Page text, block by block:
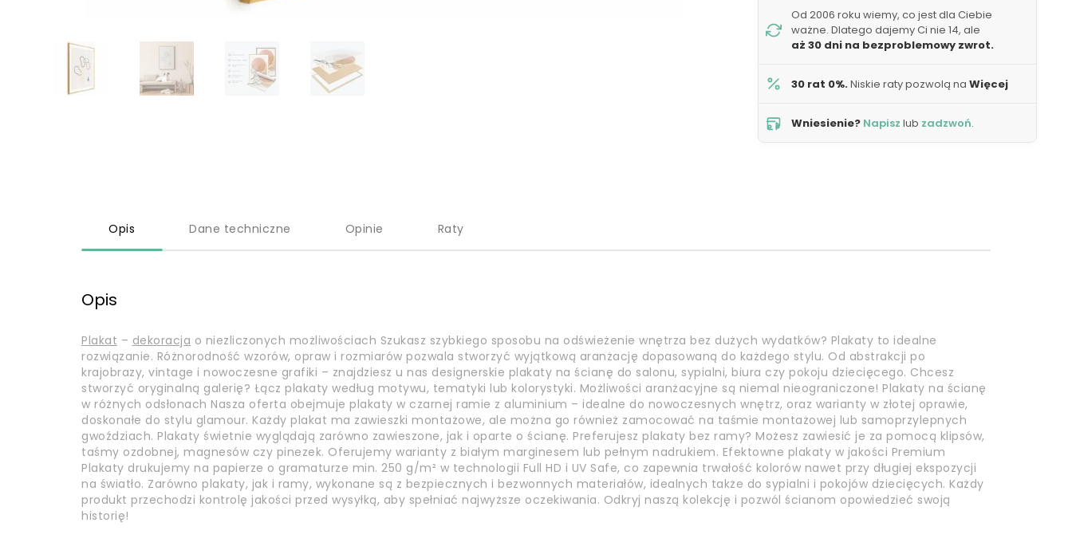
Od 2006 roku wiemy, co jest dla Ciebie
ważne. Dlatego dajemy Ci nie 14, ale
aż 30 dni na bezproblemowy zwrot.
30 rat 0%.Niskie raty pozwolą na Więcej
Wniesienie? Napisz lub zadzwoń.
Opis Dane techniczne Opinie Raty
Opis
Plakat – dekoracja o niezliczonych możliwościach Szukasz szybkiego sposobu na odświeżenie wnętrza bez dużych wydatków? Plakaty to idealne
rozwiązanie. Różnorodność wzorów, opraw i rozmiarów pozwala stworzyć wyjątkową aranżację dopasowaną do każdego stylu. Od abstrakcji po
krajobrazy, vintage i nowoczesne grafiki – znajdziesz u nas designerskie plakaty na ścianę do salonu, sypialni, biura czy pokoju dziecięcego. Chcesz
stworzyć oryginalną galerię? Łącz plakaty według motywu, tematyki lub kolorystyki. Możliwości aranżacyjne są niemal nieograniczone! Plakaty na ścianę
w różnych odsłonach Nasza oferta obejmuje plakaty w czarnej ramie z aluminium – idealne do nowoczesnych wnętrz, oraz warianty w złotej oprawie,
doskonałe do stylu glamour. Każdy plakat ma zawieszki montażowe, ale można go również zamocować na taśmie montażowej lub samoprzylepnych
gwoździach. Plakaty świetnie wyglądają zarówno zawieszone, jak i oparte o ścianę. Preferujesz plakaty bez ramy? Możesz zawiesić je za pomocą klipsów,
taśmy ozdobnej, magnesów czy pinezek. Oferujemy warianty z białym marginesem lub pełnym nadrukiem. Efektowne plakaty w jakości Premium
Plakaty drukujemy na papierze o gramaturze min. 250 g/m² w technologii Full HD i UV Safe, co zapewnia trwałość kolorów nawet przy długiej ekspozycji
na światło. Zarówno plakaty, jak i ramy, wykonane są z bezpiecznych i bezwonnych materiałów, idealnych także do sypialni i pokojów dziecięcych. Każdy
produkt przechodzi kontrolę jakości przed wysyłką, aby spełniać najwyższe oczekiwania. Odkryj naszą kolekcję i pozwól ścianom opowiedzieć swoją
historię!